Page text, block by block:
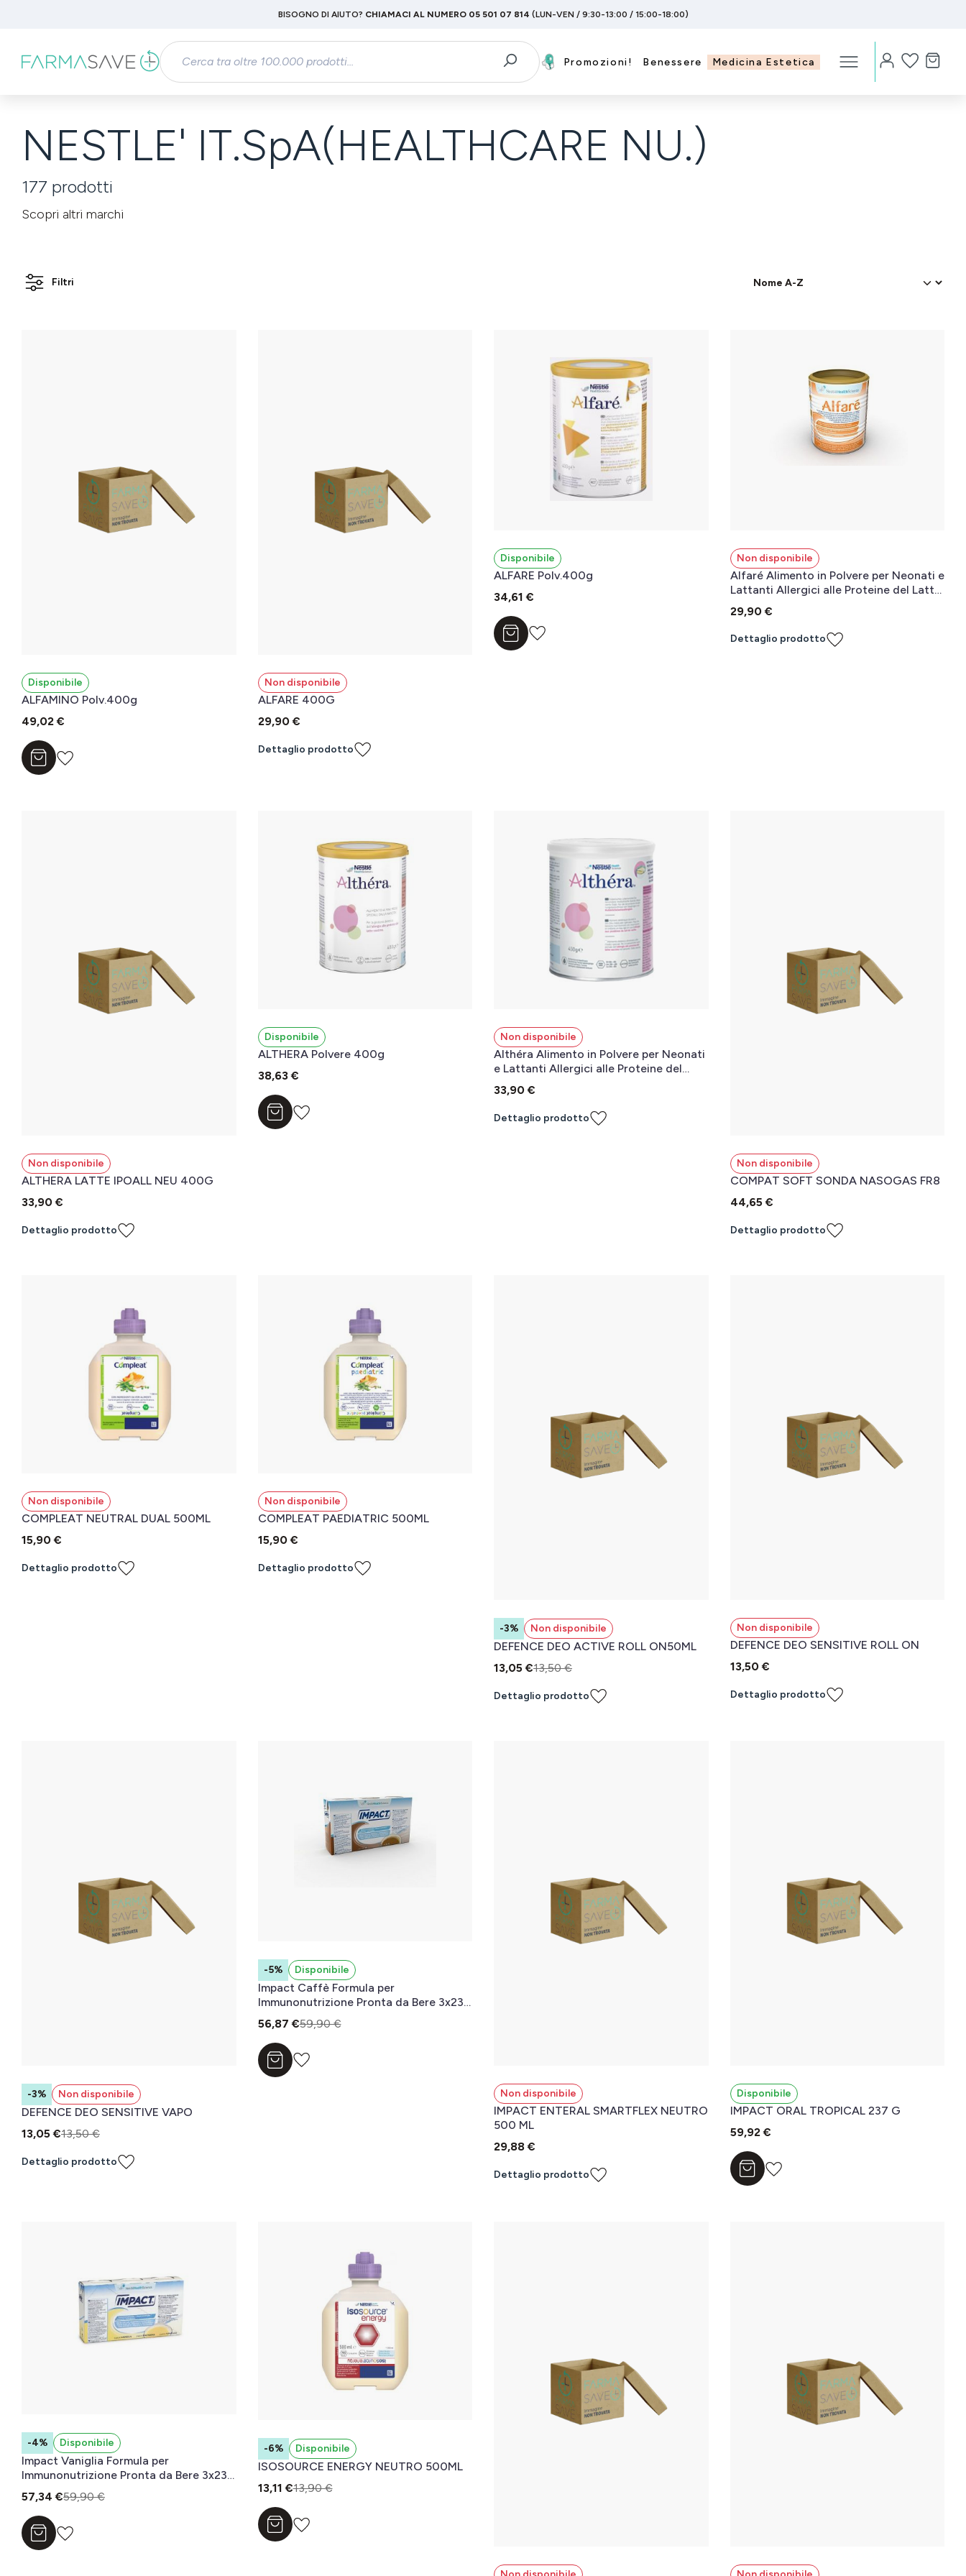
Passa alla navigazione principale
BISOGNO DI AIUTO? CHIAMACI AL NUMERO 05 501 07 814 (LUN-VEN / 9:30-13:00 / 15:00-18:00)
Promozioni! Benessere Medicina Estetica
NESTLE' IT.SpA(HEALTHCARE NU.)
177 prodotti
Scopri altri marchi
Filtri
Disponibile
ALFAMINO Polv.400g
49,02 €
Aggiungi al carrello
Non disponibile
ALFARE 400G
29,90 €
Dettaglio prodotto
Disponibile
ALFARE Polv.400g
34,61 €
Aggiungi al carrello
Non disponibile
Alfaré Alimento in Polvere per Neonati e
Lattanti Allergici alle Proteine del Latte
29,90 €
Dettaglio prodotto
Non disponibile
ALTHERA LATTE IPOALL NEU 400G
33,90 €
Dettaglio prodotto
Disponibile
ALTHERA Polvere 400g
38,63 €
Aggiungi al carrello
Non disponibile
Althéra Alimento in Polvere per Neonati
e Lattanti Allergici alle Proteine del
Latte 450 g
33,90 €
Dettaglio prodotto
Non disponibile
COMPAT SOFT SONDA NASOGAS FR8
44,65 €
Dettaglio prodotto
Non disponibile
COMPLEAT NEUTRAL DUAL 500ML
15,90 €
Dettaglio prodotto
Non disponibile
COMPLEAT PAEDIATRIC 500ML
15,90 €
Dettaglio prodotto
-3% Non disponibile
DEFENCE DEO ACTIVE ROLL ON50ML
13,05 €13,50 €
Dettaglio prodotto
Non disponibile
DEFENCE DEO SENSITIVE ROLL ON
13,50 €
Dettaglio prodotto
-3% Non disponibile
DEFENCE DEO SENSITIVE VAPO
13,05 €13,50 €
Dettaglio prodotto
-5% Disponibile
Impact Caffè Formula per
Immunonutrizione Pronta da Bere 3x237
56,87 €59,90 €
Aggiungi al carrello
Non disponibile
IMPACT ENTERAL SMARTFLEX NEUTRO
500 ML
29,88 €
Dettaglio prodotto
Disponibile
IMPACT ORAL TROPICAL 237 G
59,92 €
Aggiungi al carrello
-4% Disponibile
Impact Vaniglia Formula per
Immunonutrizione Pronta da Bere 3x237
ml
57,34 €59,90 €
Aggiungi al carrello
-6% Disponibile
ISOSOURCE ENERGY NEUTRO 500ML
13,11 €13,90 €
Aggiungi al carrello